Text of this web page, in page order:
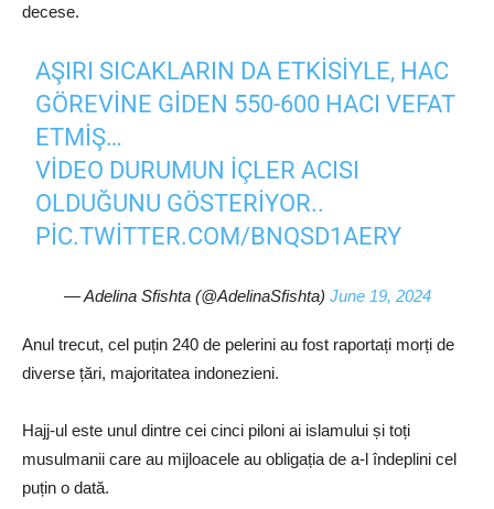
decese.
AŞIRI SICAKLARIN DA ETKISIYLE, HAC
GÖREVINE GIDEN 550-600 HACI VEFAT
ETMIŞ…
VIDEO DURUMUN IÇLER ACISI
OLDUĞUNU GÖSTERIYOR..
PIC.TWITTER.COM/BNQSD1AERY
— Adelina Sfishta (@AdelinaSfishta) June 19, 2024
Anul trecut, cel puțin 240 de pelerini au fost raportați morți de
diverse țări, majoritatea indonezieni.
Hajj-ul este unul dintre cei cinci piloni ai islamului și toți
musulmanii care au mijloacele au obligația de a-l îndeplini cel
puțin o dată.